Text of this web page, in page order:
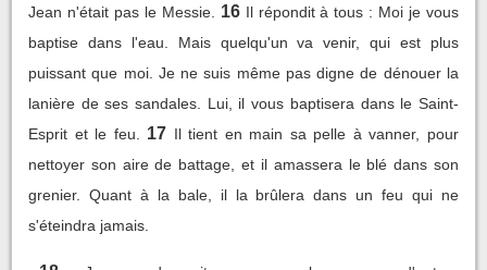
Jean n'était pas le Messie.
16 Il répondit à tous : Moi je vous
baptise dans l'eau. Mais quelqu'un va venir, qui est plus
puissant que moi. Je ne suis même pas digne de dénouer la
lanière de ses sandales. Lui, il vous baptisera dans le Saint-
Esprit et le feu.
17 Il tient en main sa pelle à vanner, pour
nettoyer son aire de battage, et il amassera le blé dans son
grenier. Quant à la bale, il la brûlera dans un feu qui ne
s'éteindra jamais.